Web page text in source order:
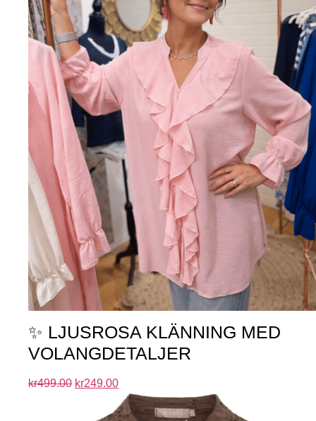
✨ LJUSROSA KLÄNNING MED
VOLANGDETALJER
kr499.00 kr249.00